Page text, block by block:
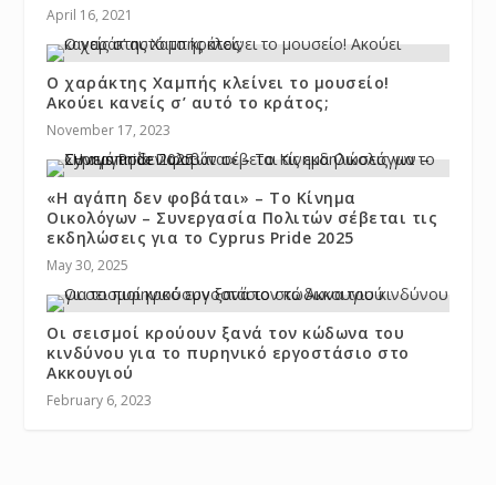
April 16, 2021
Ο χαράκτης Χαμπής κλείνει το μουσείο!
Ακούει κανείς σ’ αυτό το κράτος;
November 17, 2023
«Η αγάπη δεν φοβάται» – Το Κίνημα
Οικολόγων – Συνεργασία Πολιτών σέβεται τις
εκδηλώσεις για το Cyprus Pride 2025
May 30, 2025
Οι σεισμοί κρούουν ξανά τον κώδωνα του
κινδύνου για το πυρηνικό εργοστάσιο στο
Ακκουγιού
February 6, 2023